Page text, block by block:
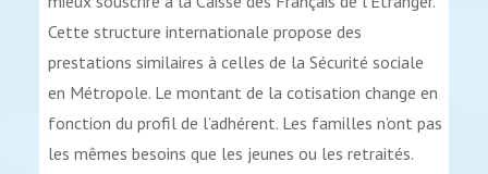
Cette structure internationale propose des
prestations similaires à celles de la Sécurité sociale
en Métropole. Le montant de la cotisation change en
fonction du profil de l’adhérent. Les familles n’ont pas
les mêmes besoins que les jeunes ou les retraités.